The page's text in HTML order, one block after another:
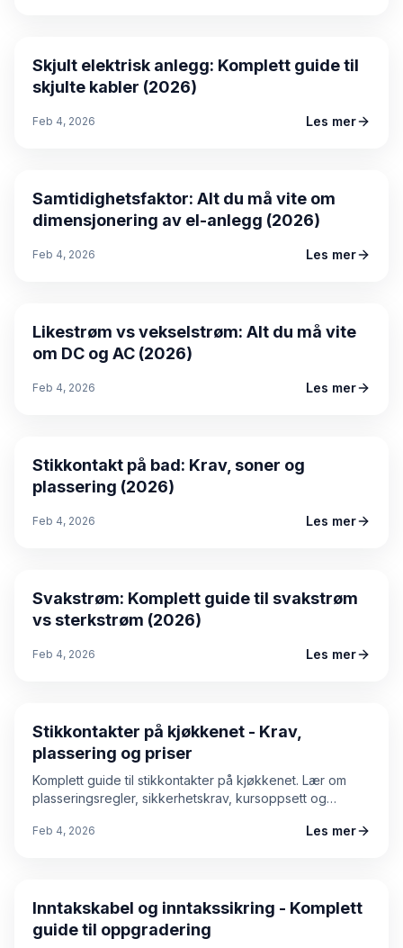
Skjult elektrisk anlegg: Komplett guide til
skjulte kabler (2026)
Feb 4, 2026 Les mer
Samtidighetsfaktor: Alt du må vite om
dimensjonering av el-anlegg (2026)
Feb 4, 2026 Les mer
Likestrøm vs vekselstrøm: Alt du må vite
om DC og AC (2026)
Feb 4, 2026 Les mer
Stikkontakt på bad: Krav, soner og
plassering (2026)
Feb 4, 2026 Les mer
Svakstrøm: Komplett guide til svakstrøm
vs sterkstrøm (2026)
Feb 4, 2026 Les mer
Stikkontakter på kjøkkenet - Krav,
plassering og priser
Komplett guide til stikkontakter på kjøkkenet. Lær om
plasseringsregler, sikkerhetskrav, kursoppsett og
kjøkkenrenovering.
Feb 4, 2026 Les mer
Inntakskabel og inntakssikring - Komplett
guide til oppgradering